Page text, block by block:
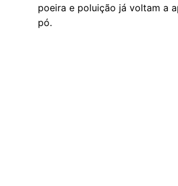
poeira e poluição já voltam a
pó.